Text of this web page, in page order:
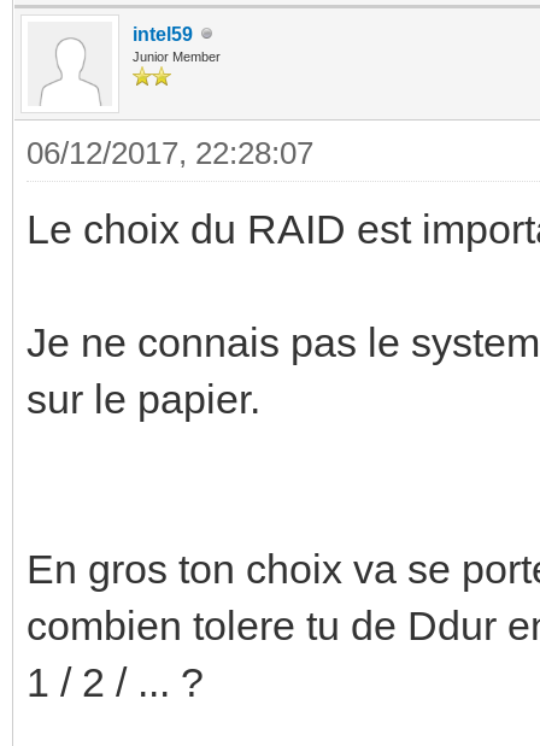
intel59
Junior Member
06/12/2017, 22:28:07
Le choix du RAID est
Je ne connais pas le
sur le papier.
En gros ton choix va se
combien tolere tu de Ddur
1 / 2 / ... ?